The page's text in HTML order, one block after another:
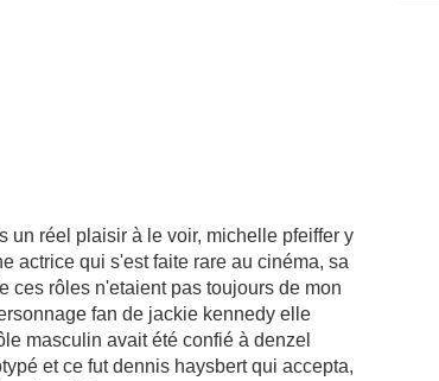
un réel plaisir à le voir, michelle pfeiffer y
actrice qui s'est faite rare au cinéma, sa
ces rôles n'etaient pas toujours de mon
fan de jackie kennedy elle
masculin avait été confié à denzel
et ce fut dennis haysbert qui accepta,